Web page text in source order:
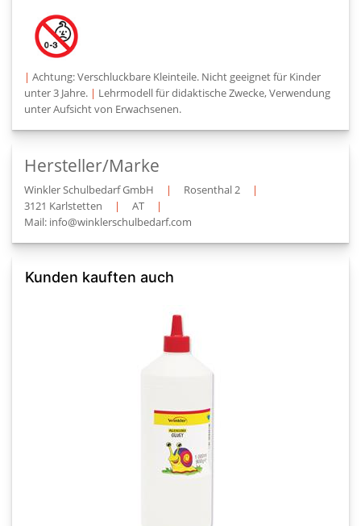
| Achtung: Verschluckbare Kleinteile. Nicht geeignet für Kinder
unter 3 Jahre. | Lehrmodell für didaktische Zwecke, Verwendung
unter Aufsicht von Erwachsenen.
Hersteller/Marke
Winkler Schulbedarf GmbH | Rosenthal 2
|
3121 Karlstetten
| AT
|
Mail: info@winklerschulbedarf.com
Kunden kauften auch